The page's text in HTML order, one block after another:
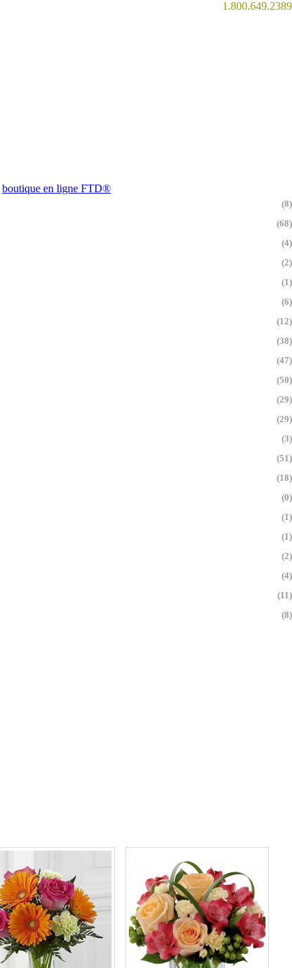
1.800.649.2389
boutique en ligne FTD®
(8)
(68)
(4)
(2)
(1)
(6)
(12)
(38)
(47)
(50)
(29)
(29)
(3)
(51)
(18)
(0)
(1)
(1)
(2)
(4)
(11)
(8)